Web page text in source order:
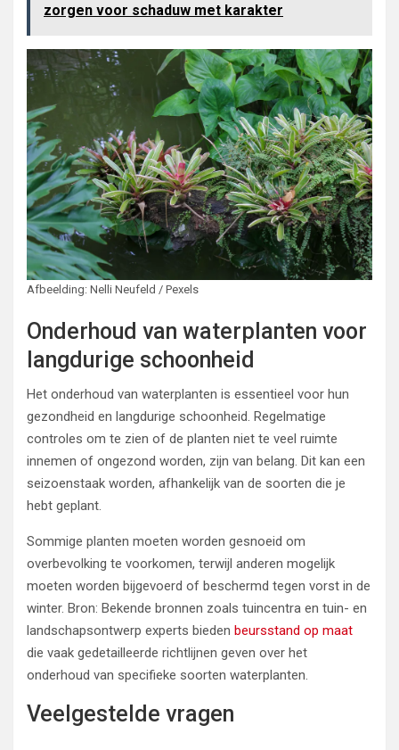
zorgen voor schaduw met karakter
Afbeelding: Nelli Neufeld / Pexels
Onderhoud van waterplanten voor
langdurige schoonheid
Het onderhoud van waterplanten is essentieel voor hun
gezondheid en langdurige schoonheid. Regelmatige
controles om te zien of de planten niet te veel ruimte
innemen of ongezond worden, zijn van belang. Dit kan een
seizoenstaak worden, afhankelijk van de soorten die je
hebt geplant.
Sommige planten moeten worden gesnoeid om
overbevolking te voorkomen, terwijl anderen mogelijk
moeten worden bijgevoerd of beschermd tegen vorst in de
winter. Bron: Bekende bronnen zoals tuincentra en tuin- en
landschapsontwerp experts bieden beursstand op maat
die vaak gedetailleerde richtlijnen geven over het
onderhoud van specifieke soorten waterplanten.
Veelgestelde vragen